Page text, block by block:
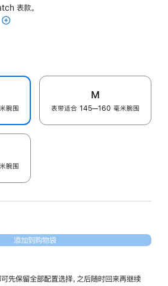
表款。
腕围
M
表带适合 145—160 毫米腕围
腕围
添加到购物袋
先保留全部配置选择，之后随时回来再继续